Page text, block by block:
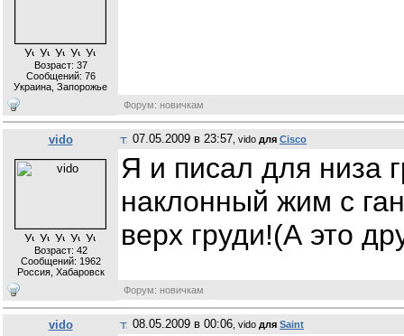
Возраст: 37
Сообщений: 76
Украина, Запорожье
Форум: новичкам
vido 07.05.2009 в 23:57 , vido для Cisco
Возраст: 42
Сообщений: 1962
Россия, Хабаровск
Я и писал для низа
наклонный жим с
верх груди!(А это
Форум: новичкам
vido 08.05.2009 в 00:06 , vido для Saint